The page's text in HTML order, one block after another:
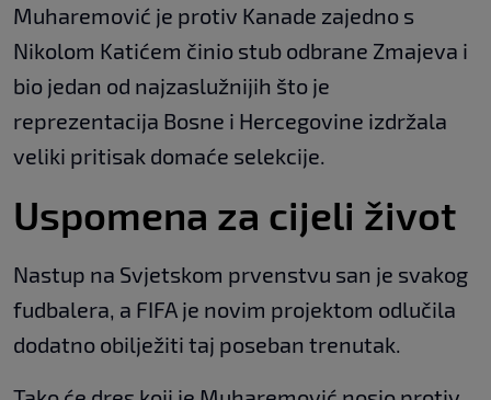
Muharemović je protiv Kanade zajedno s
Nikolom Katićem činio stub odbrane Zmajeva i
bio jedan od najzaslužnijih što je
reprezentacija Bosne i Hercegovine izdržala
veliki pritisak domaće selekcije.
Uspomena za cijeli život
Nastup na Svjetskom prvenstvu san je svakog
fudbalera, a FIFA je novim projektom odlučila
dodatno obilježiti taj poseban trenutak.